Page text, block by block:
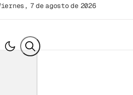
viernes, 7 de agosto de 2026